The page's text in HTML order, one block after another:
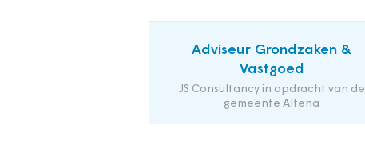
Adviseur Grondzaken &
Vastgoed
JS Consultancy in opdracht van de
gemeente Altena